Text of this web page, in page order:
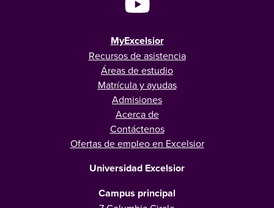
MyExcelsior
Recursos de asistencia
Áreas de estudio
Matrícula y ayudas
Admisiones
Acerca de
Contáctenos
Ofertas de empleo en Excelsior
Universidad Excelsior
Campus principal